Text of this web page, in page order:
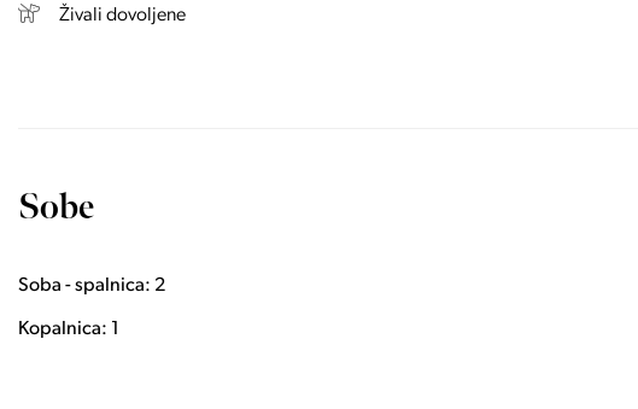
Živali dovoljene
Sobe
Soba - spalnica: 2
Kopalnica: 1